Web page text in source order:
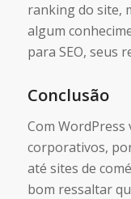
ranking do site,
algum
para SEO, seus
Conclusão
Com
corporativos,
até sites de
bom ressaltar